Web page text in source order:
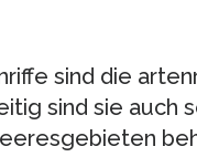
sind die
sind sie auch